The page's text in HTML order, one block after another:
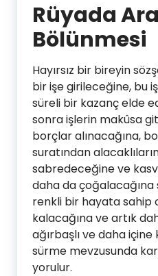
Rüyada
Bölünmesi
Hayırsız bir bireyin
bir işe girileceğine, bu
süreli bir kazanç elde
sonra işlerin makûsa
borçlar alınacağına,
suratından
sabredeceğine ve
daha da çoğalacağına
renkli bir hayata sahip
kalacağına ve artık
ağırbaşlı ve daha
sürme mevzusunda
yorulur.